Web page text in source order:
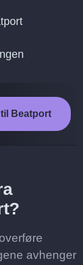
Beatport
avhenger